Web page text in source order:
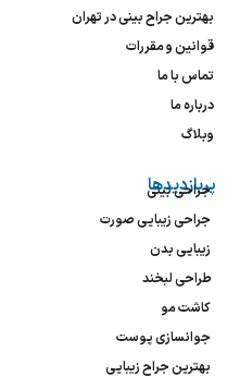
بهترین جراح بینی در تهران
قوانین و مقررات
تماس با ما
درباره ما
وبلاگ
پربازدیدها
جراحی بینی
جراحی زیبایی صورت
زیبایی بدن
طراحی لبخند
کاشت مو
جوانسازی پوست
بهترین جراح زیبایی